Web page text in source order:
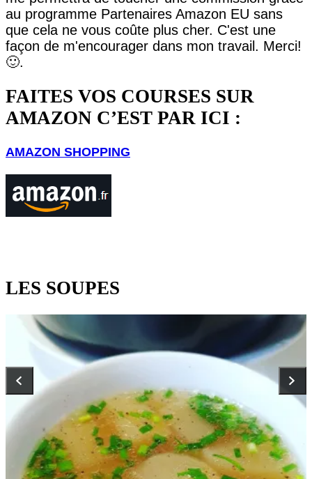
au programme Partenaires Amazon EU sans
que cela ne vous coûte plus cher. C'est une
façon de m'encourager dans mon travail. Merci!
🙂.
FAITES VOS COURSES SUR
AMAZON C’EST PAR ICI :
AMAZON SHOPPING
LES SOUPES